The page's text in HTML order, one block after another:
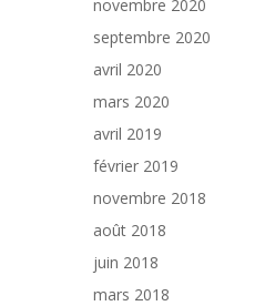
novembre 2020
septembre 2020
avril 2020
mars 2020
avril 2019
février 2019
novembre 2018
août 2018
juin 2018
mars 2018